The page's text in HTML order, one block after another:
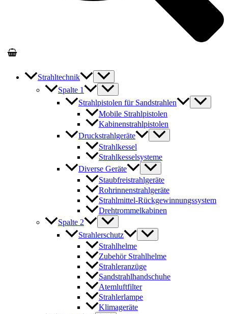
Strahltechnik
Spalte 1
Strahlpistolen für Sandstrahlen
Mobile Strahlpistolen
Kabinenstrahlpistolen
Druckstrahlgeräte
Strahlkessel
Strahlkesselsysteme
Diverse Geräte
Staubfreistrahlgeräte
Rohrinnenstrahlgeräte
Strahlmittel-Rückgewinnungssystem
Drehtrommelkabinen
Spalte 2
Strahlerschutz
Strahlhelme
Zubehör Strahlhelme
Strahleranzüge
Sandstrahlhandschuhe
Atemluftfilter
Strahlerlampe
Klimageräte